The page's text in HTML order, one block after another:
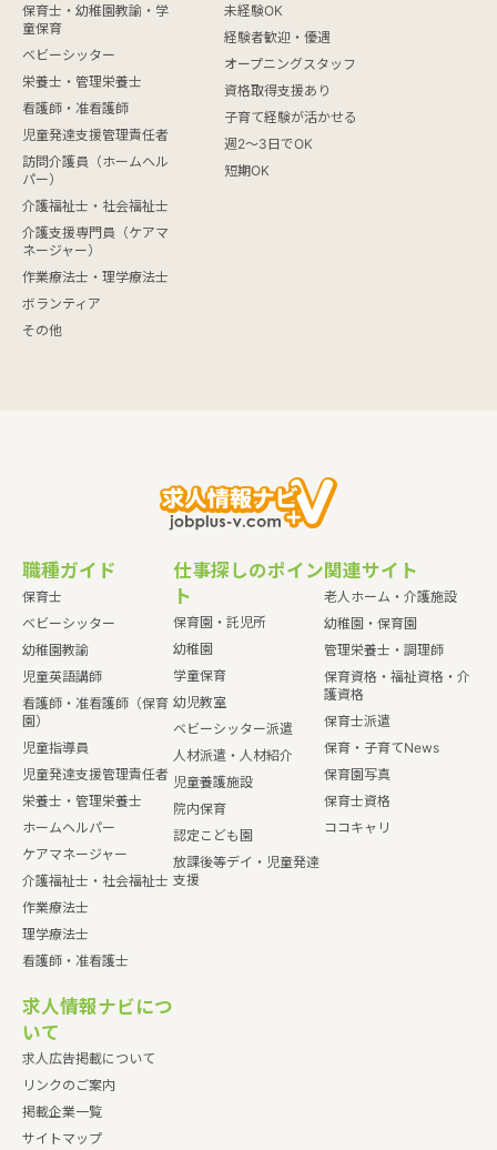
保育士・幼稚園教諭・学
童保育
ベビーシッター
栄養士・管理栄養士
看護師・准看護師
児童発達支援管理責任者
訪問介護員（ホームヘル
パー）
介護福祉士・社会福祉士
介護支援専門員（ケアマ
ネージャー）
作業療法士・理学療法士
ボランティア
その他
未経験OK
経験者歓迎・優遇
オープニングスタッフ
資格取得支援あり
子育て経験が活かせる
週2～3日でOK
短期OK
職種ガイド
保育士
ベビーシッター
幼稚園教諭
児童英語講師
看護師・准看護師（保育
園）
児童指導員
児童発達支援管理責任者
栄養士・管理栄養士
ホームヘルパー
ケアマネージャー
介護福祉士・社会福祉士
作業療法士
理学療法士
看護師・准看護士
仕事探しのポイン
ト
保育園・託児所
幼稚園
学童保育
幼児教室
ベビーシッター派遣
人材派遣・人材紹介
児童養護施設
院内保育
認定こども園
放課後等デイ・児童発達
支援
関連サイト
老人ホーム・介護施設
幼稚園・保育園
管理栄養士・調理師
保育資格・福祉資格・介
護資格
保育士派遣
保育・子育てNews
保育園写真
保育士資格
ココキャリ
求人情報ナビにつ
いて
求人広告掲載について
リンクのご案内
掲載企業一覧
サイトマップ